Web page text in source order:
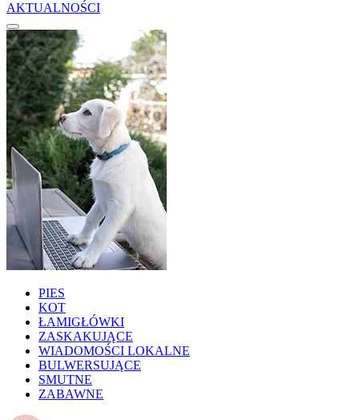
AKTUALNOŚCI
PIES
KOT
ŁAMIGŁÓWKI
ZASKAKUJĄCE
WIADOMOŚCI LOKALNE
BULWERSUJĄCE
SMUTNE
ZABAWNE